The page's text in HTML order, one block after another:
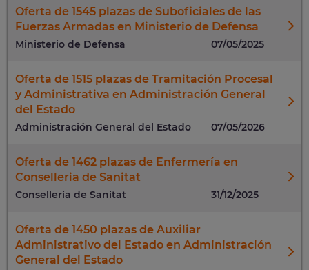
Oferta de 1545 plazas de Suboficiales de las
Fuerzas Armadas en Ministerio de Defensa
Ministerio de Defensa 07/05/2025
Oferta de 1515 plazas de Tramitación Procesal
y Administrativa en Administración General
del Estado
Administración General del Estado 07/05/2026
Oferta de 1462 plazas de Enfermería en
Conselleria de Sanitat
Conselleria de Sanitat 31/12/2025
Oferta de 1450 plazas de Auxiliar
Administrativo del Estado en Administración
General del Estado